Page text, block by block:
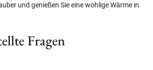
und genießen Sie eine wohlige Wärme in
Fragen